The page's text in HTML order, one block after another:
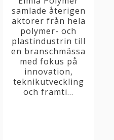
samlade återigen
aktörer från hela
polymer- och
plastindustrin till
en branschmässa
med fokus på
innovation,
teknikutveckling
och framti...